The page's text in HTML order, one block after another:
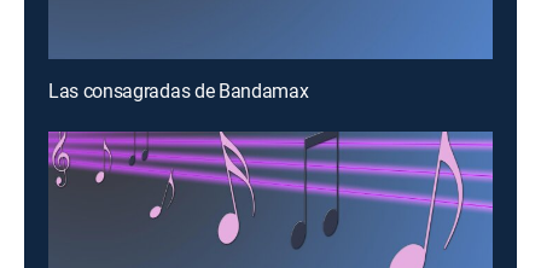
Las consagradas de Bandamax